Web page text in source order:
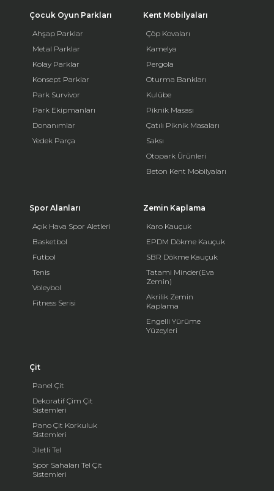
Çocuk Oyun Parkları
Ahşap Parklar
Metal Parklar
Kolay Parklar
Konsept Parklar
Park Survivor
Park Ekipmanları
Donanımlar
Yedek Parça
Kent Mobilyaları
Çöp Kovaları
Kamelya
Pergola
Oturma Bankları
Kulübe
Piknik Masası
Çatılı Piknik Masaları
Saksı
Otopark Ürünleri
Beton Kent Mobilyaları
Spor Alanları
Açık Hava Spor Aletleri
Basketbol
Futbol
Tenis
Voleybol
Fitness Serisi
Zemin Kaplama
Karo Kauçuk
EPDM Dökme Kauçuk
SBR Dökme Kauçuk
Tatami Minder(Eva
Zemin)
Akrilik Zemin
Kaplama
Engelli Yürüme
Yüzeyleri
Çit
Panel Çit
Dekoratif Çim Çit
Sistemleri
Pano Çit Korkuluk
Sistemleri
Jiletli Tel
Spor Sahaları Tel Çit
Sistemleri